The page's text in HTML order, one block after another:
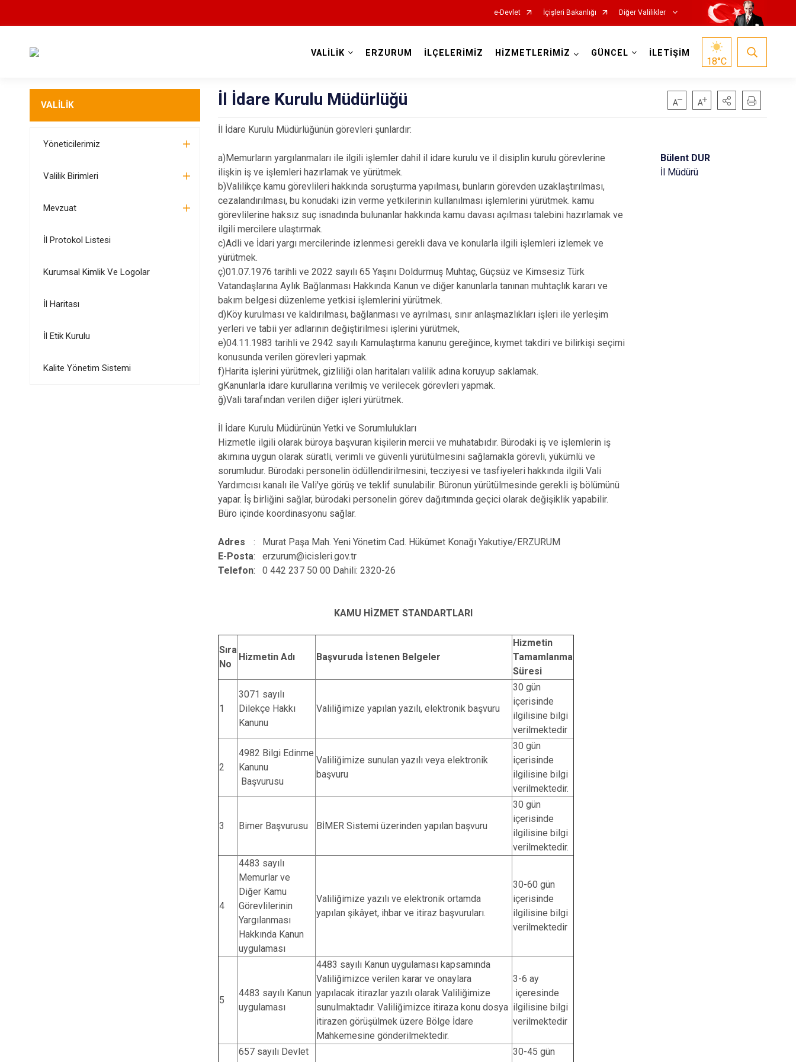
e-Devlet İçişleri Bakanlığı Diğer Valilikler
VALİLİK ERZURUM İLÇELERİMİZ HİZMETLERİMİZ GÜNCEL İLETİŞİM
18°C
VALİLİK
Yöneticilerimiz
Valilik Birimleri
Mevzuat
İl Protokol Listesi
Kurumsal Kimlik Ve Logolar
İl Haritası
İl Etik Kurulu
Kalite Yönetim Sistemi
İl İdare Kurulu Müdürlüğü
İl İdare Kurulu Müdürlüğünün görevleri şunlardır:
a)Memurların yargılanmaları ile ilgili işlemler dahil il idare kurulu ve il disiplin kurulu görevlerine
ilişkin iş ve işlemleri hazırlamak ve yürütmek.
b)Valilikçe kamu görevlileri hakkında soruşturma yapılması, bunların görevden uzaklaştırılması,
cezalandırılması, bu konudaki izin verme yetkilerinin kullanılması işlemlerini yürütmek. kamu
görevlilerine haksız suç isnadında bulunanlar hakkında kamu davası açılması talebini hazırlamak ve
ilgili mercilere ulaştırmak.
c)Adli ve İdari yargı mercilerinde izlenmesi gerekli dava ve konularla ilgili işlemleri izlemek ve
yürütmek.
ç)01.07.1976 tarihli ve 2022 sayılı 65 Yaşını Doldurmuş Muhtaç, Güçsüz ve Kimsesiz Türk
Vatandaşlarına Aylık Bağlanması Hakkında Kanun ve diğer kanunlarla tanınan muhtaçlık kararı ve
bakım belgesi düzenleme yetkisi işlemlerini yürütmek.
d)Köy kurulması ve kaldırılması, bağlanması ve ayrılması, sınır anlaşmazlıkları işleri ile yerleşim
yerleri ve tabii yer adlarının değiştirilmesi işlerini yürütmek,
e)04.11.1983 tarihli ve 2942 sayılı Kamulaştırma kanunu gereğince, kıymet takdiri ve bilirkişi seçimi
konusunda verilen görevleri yapmak.
f)Harita işlerini yürütmek, gizliliği olan haritaları valilik adına koruyup saklamak.
gKanunlarla idare kurullarına verilmiş ve verilecek görevleri yapmak.
ğ)Vali tarafından verilen diğer işleri yürütmek.
İl İdare Kurulu Müdürünün Yetki ve Sorumlulukları
Hizmetle ilgili olarak büroya başvuran kişilerin mercii ve muhatabıdır. Bürodaki iş ve işlemlerin iş
akımına uygun olarak süratli, verimli ve güvenli yürütülmesini sağlamakla görevli, yükümlü ve
sorumludur. Bürodaki personelin ödüllendirilmesini, tecziyesi ve tasfiyeleri hakkında ilgili Vali
Yardımcısı kanalı ile Vali'ye görüş ve teklif sunulabilir. Büronun yürütülmesinde gerekli iş bölümünü
yapar. İş birliğini sağlar, bürodaki personelin görev dağıtımında geçici olarak değişiklik yapabilir.
Büro içinde koordinasyonu sağlar.
Adres : Murat Paşa Mah. Yeni Yönetim Cad. Hükümet Konağı Yakutiye/ERZURUM
E-Posta:
erzurum@icisleri.gov.tr
Telefon: 0 442 237 50 00 Dahili: 2320-26
Bülent DUR
İl Müdürü
KAMU HİZMET STANDARTLARI
Sıra
No
Hizmetin Adı Başvuruda İstenen Belgeler
Hizmetin
Tamamlanma
Süresi
1
3071 sayılı
Dilekçe Hakkı
Kanunu
Valiliğimize yapılan yazılı, elektronik başvuru
30 gün
içerisinde
ilgilisine bilgi
verilmektedir
2
4982 Bilgi Edinme
Kanunu
Başvurusu
Valiliğimize sunulan yazılı veya elektronik
başvuru
30 gün
içerisinde
ilgilisine bilgi
verilmektedir.
3 Bimer Başvurusu BİMER Sistemi üzerinden yapılan başvuru
30 gün
içerisinde
ilgilisine bilgi
verilmektedir.
4
4483 sayılı
Memurlar ve
Diğer Kamu
Görevlilerinin
Yargılanması
Hakkında Kanun
uygulaması
Valiliğimize yazılı ve elektronik ortamda
yapılan şikâyet, ihbar ve itiraz başvuruları.
30-60 gün
içerisinde
ilgilisine bilgi
verilmektedir
5
4483 sayılı Kanun
uygulaması
4483 sayılı Kanun uygulaması kapsamında
Valiliğimizce verilen karar ve onaylara
yapılacak itirazlar yazılı olarak Valiliğimize
sunulmaktadır. Valiliğimizce itiraza konu dosya
itirazen görüşülmek üzere Bölge İdare
Mahkemesine gönderilmektedir.
3-6 ay
içeresinde
ilgilisine bilgi
verilmektedir
657 sayılı Devlet
30-45 gün